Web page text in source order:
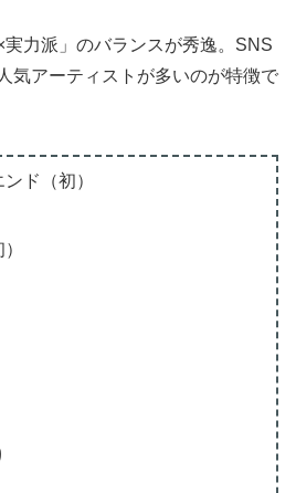
力派」のバランスが秀逸。SNS
気アーティストが多いのが特徴で
ド（初）